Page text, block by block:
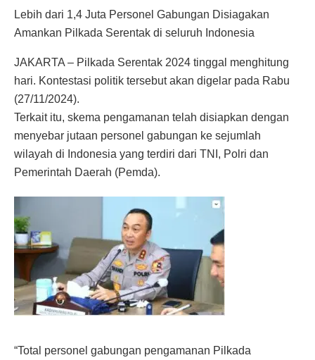
Lebih dari 1,4 Juta Personel Gabungan Disiagakan
Amankan Pilkada Serentak di seluruh Indonesia
JAKARTA – Pilkada Serentak 2024 tinggal menghitung
hari. Kontestasi politik tersebut akan digelar pada Rabu
(27/11/2024).
Terkait itu, skema pengamanan telah disiapkan dengan
menyebar jutaan personel gabungan ke sejumlah
wilayah di Indonesia yang terdiri dari TNI, Polri dan
Pemerintah Daerah (Pemda).
“Total personel gabungan pengamanan Pilkada